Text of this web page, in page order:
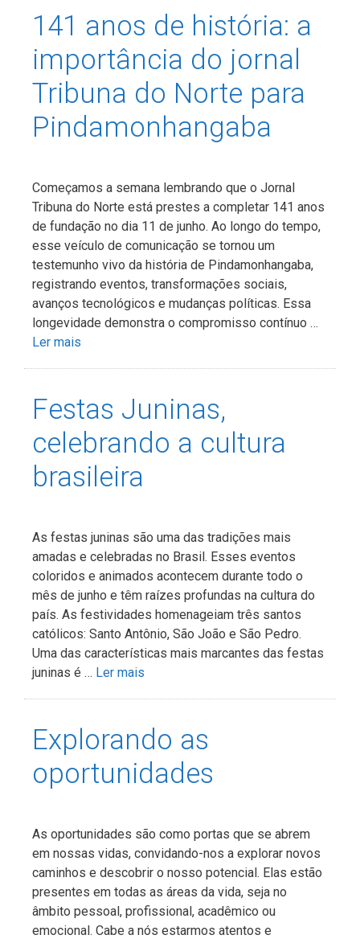
141 anos de história: a
importância do jornal
Tribuna do Norte para
Pindamonhangaba
Começamos a semana lembrando que o Jornal
Tribuna do Norte está prestes a completar 141 anos
de fundação no dia 11 de junho. Ao longo do tempo,
esse veículo de comunicação se tornou um
testemunho vivo da história de Pindamonhangaba,
registrando eventos, transformações sociais,
avanços tecnológicos e mudanças políticas. Essa
longevidade demonstra o compromisso contínuo …
Ler mais
Festas Juninas,
celebrando a cultura
brasileira
As festas juninas são uma das tradições mais
amadas e celebradas no Brasil. Esses eventos
coloridos e animados acontecem durante todo o
mês de junho e têm raízes profundas na cultura do
país. As festividades homenageiam três santos
católicos: Santo Antônio, São João e São Pedro.
Uma das características mais marcantes das festas
juninas é … Ler mais
Explorando as
oportunidades
As oportunidades são como portas que se abrem
em nossas vidas, convidando-nos a explorar novos
caminhos e descobrir o nosso potencial. Elas estão
presentes em todas as áreas da vida, seja no
âmbito pessoal, profissional, acadêmico ou
emocional. Cabe a nós estarmos atentos e